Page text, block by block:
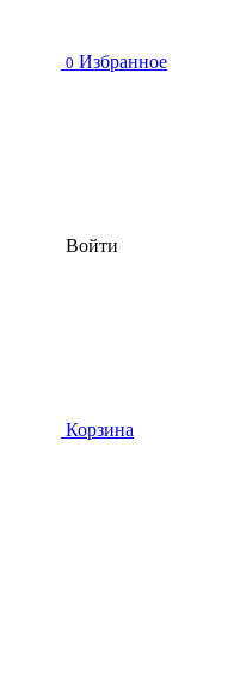
0 Избранное
Войти
Корзина